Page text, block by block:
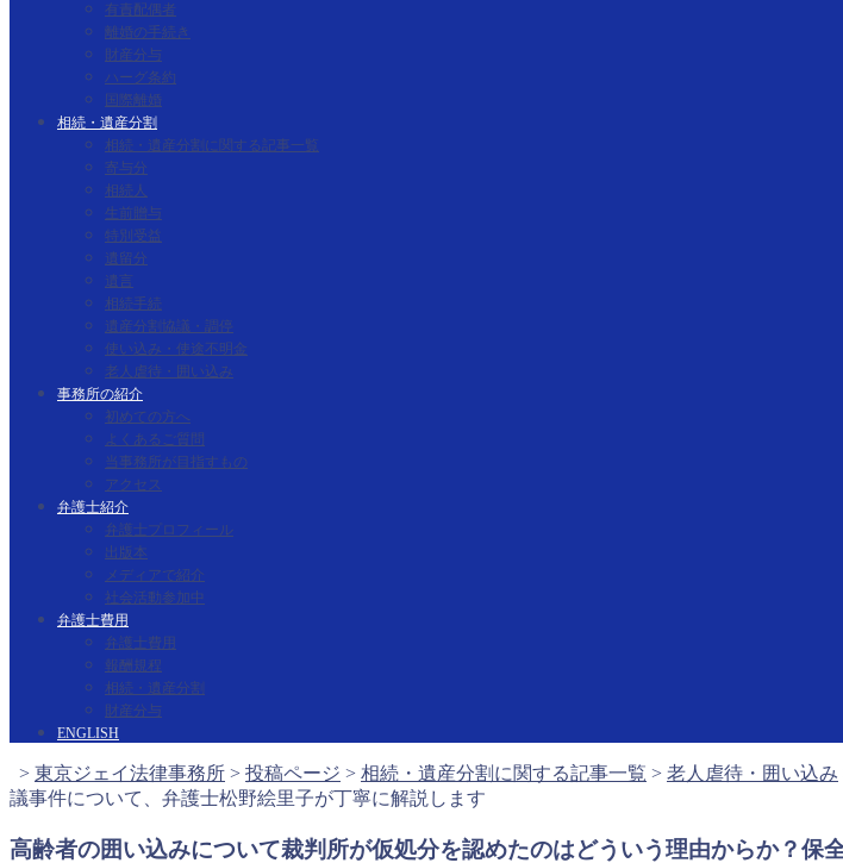
有責配偶者
離婚の手続き
財産分与
ハーグ条約
国際離婚
相続・遺産分割
相続・遺産分割に関する記事一覧
寄与分
相続人
生前贈与
特別受益
遺留分
遺言
相続手続
遺産分割協議・調停
使い込み・使途不明金
老人虐待・囲い込み
事務所の紹介
初めての方へ
よくあるご質問
当事務所が目指すもの
アクセス
弁護士紹介
弁護士プロフィール
出版本
メディアで紹介
社会活動参加中
弁護士費用
弁護士費用
報酬規程
相続・遺産分割
財産分与
ENGLISH
> 東京ジェイ法律事務所 > 投稿ページ > 相続・遺産分割に関する記事一覧 > 老人虐待・囲い込み
議事件について、弁護士松野絵里子が丁寧に解説します
高齢者の囲い込みについて裁判所が仮処分を認めたのはどういう理由からか？